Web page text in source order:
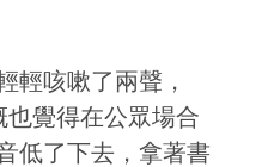
輕咳嗽了兩聲，
覺得在公眾場合
低了下去，拿著書